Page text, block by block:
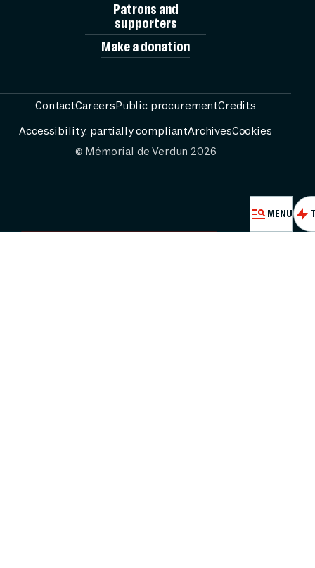
MENU
Patrons and
supporters
Make a donation
© Mémorial de Verdun 2026
ContactCareersPublic procurementCredits
Accessibility: partially compliantArchivesCookies